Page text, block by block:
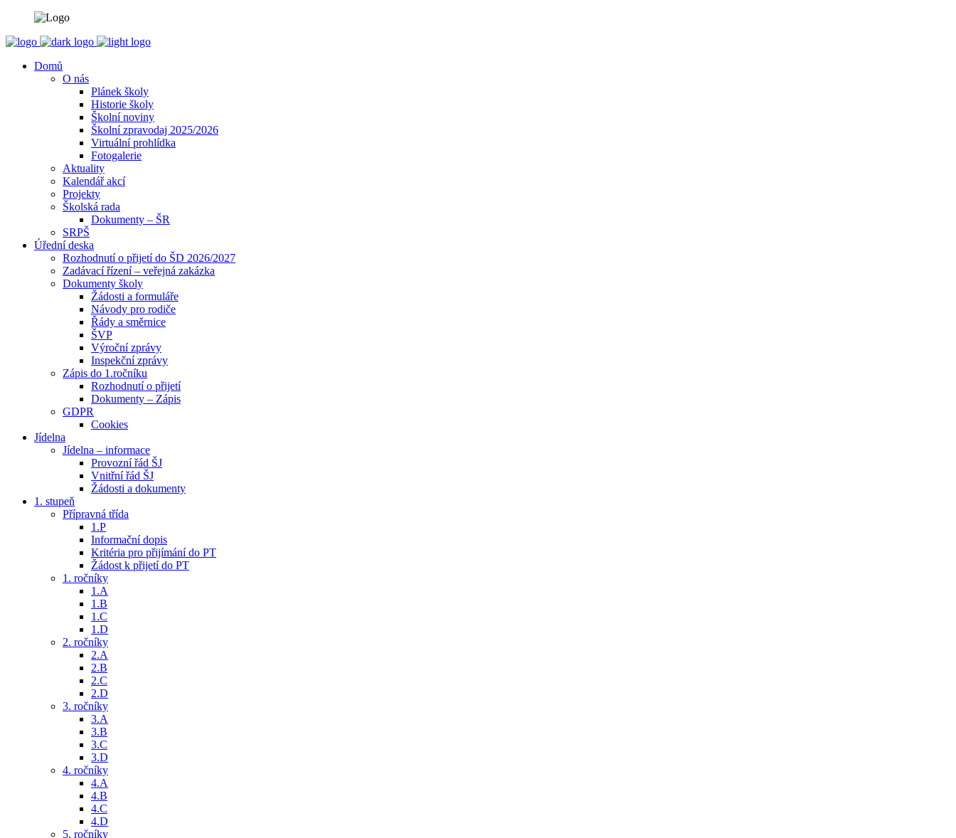
Domů
O nás
Plánek školy
Historie školy
Školní noviny
Školní zpravodaj 2025/2026
Virtuální prohlídka
Fotogalerie
Aktuality
Kalendář akcí
Projekty
Školská rada
Dokumenty – ŠR
SRPŠ
Úřední deska
Rozhodnutí o přijetí do ŠD 2026/2027
Zadávací řízení – veřejná zakázka
Dokumenty školy
Žádosti a formuláře
Návody pro rodiče
Řády a směrnice
ŠVP
Výroční zprávy
Inspekční zprávy
Zápis do 1.ročníku
Rozhodnutí o přijetí
Dokumenty – Zápis
GDPR
Cookies
Jídelna
Jídelna – informace
Provozní řád ŠJ
Vnitřní řád ŠJ
Žádosti a dokumenty
1. stupeň
Přípravná třída
1.P
Informační dopis
Kritéria pro přijímání do PT
Žádost k přijetí do PT
1. ročníky
1.A
1.B
1.C
1.D
2. ročníky
2.A
2.B
2.C
2.D
3. ročníky
3.A
3.B
3.C
3.D
4. ročníky
4.A
4.B
4.C
4.D
5. ročníky